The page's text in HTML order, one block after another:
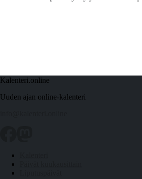
Kalenteri.online
Uuden ajan online-kalenteri